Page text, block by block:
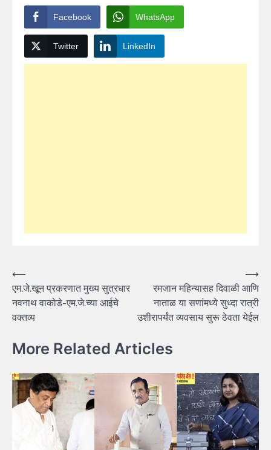
Facebook WhatsApp
Twitter LinkedIn
Post
navigation
⟵
एम.जे.खून प्रकरणात मुख्य सुत्रधार
नवनाथ वाकोडे-एम.जे.च्या आईचे
वक्तव्य
रमजान महिन्यासह दिवाळी आणि
नाताळ या सणांमध्ये सुध्दा रात्री
उशीरापर्यंत व्यवसाय सुरू ठेवता येईल
⟶
More Related Articles